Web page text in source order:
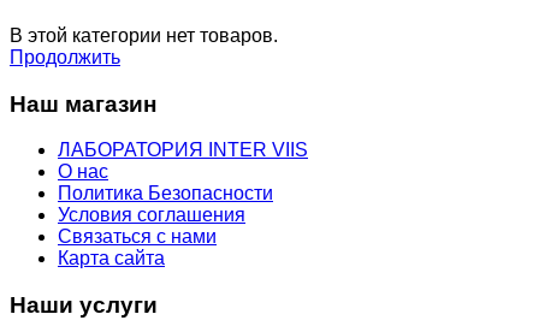
В этой категории нет товаров.
Продолжить
Наш магазин
ЛАБОРАТОРИЯ INTER VIIS
О нас
Политика Безопасности
Условия соглашения
Связаться с нами
Карта сайта
Наши услуги